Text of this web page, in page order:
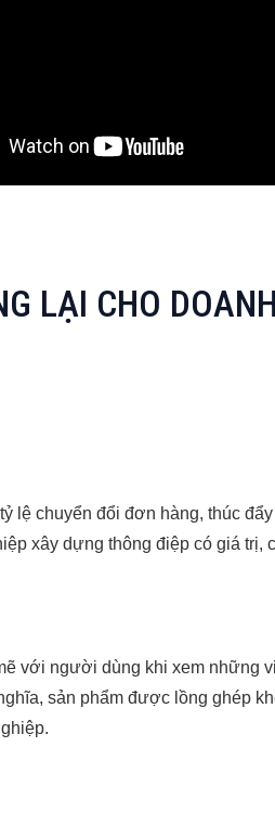
LẠI CHO
lệ chuyển đổi đơn hàng, thúc
xây dựng thông điệp có giá
với người dùng khi xem những
sản phẩm được lồng ghép